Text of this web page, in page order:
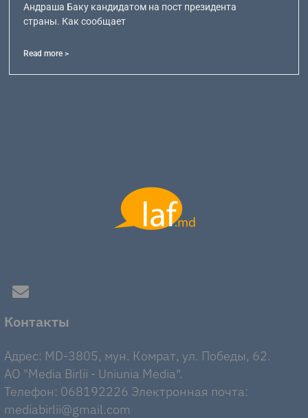
Андраша Баку кандидатом на пост президента
страны. Как сообщает
Read more >
Контакты
Адрес: MD-3805, мун. Комрат, ул. Победы, 62.
AO "Media Birlii - Uniunia Media".
Телефон: 068192226 Электронная почта:
mediabirlii@gmail.com